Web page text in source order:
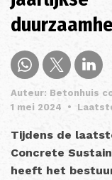
Auteur: Betonhuis
1 mei 2024
•
Tijdens de
Concrete
heeft het